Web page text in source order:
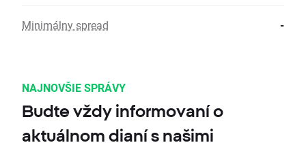
Minimálny spread -
NAJNOVŠIE SPRÁVY
Budte vždy informovaní o
aktuálnom dianí s našimi